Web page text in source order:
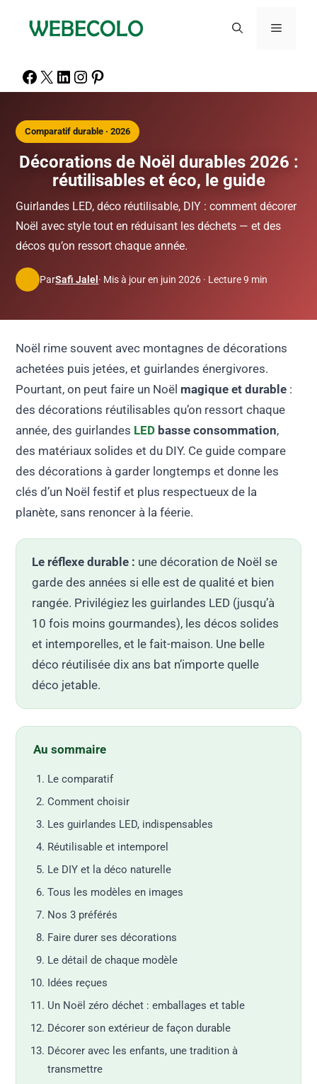
Comparatif durable · 2026
Décorations de Noël durables 2026 :
réutilisables et éco, le guide
Guirlandes LED, déco réutilisable, DIY : comment décorer
Noël avec style tout en réduisant les déchets — et des
décos qu’on ressort chaque année.
ParSafi Jalel· Mis à jour en juin 2026 · Lecture 9 min
Noël rime souvent avec montagnes de décorations
achetées puis jetées, et guirlandes énergivores.
Pourtant, on peut faire un Noël magique et durable :
des décorations réutilisables qu’on ressort chaque
année, des guirlandes LED basse consommation,
des matériaux solides et du DIY. Ce guide compare
des décorations à garder longtemps et donne les
clés d’un Noël festif et plus respectueux de la
planète, sans renoncer à la féerie.
Le réflexe durable : une décoration de Noël se
garde des années si elle est de qualité et bien
rangée. Privilégiez les guirlandes LED (jusqu’à
10 fois moins gourmandes), les décos solides
et intemporelles, et le fait-maison. Une belle
déco réutilisée dix ans bat n’importe quelle
déco jetable.
Au sommaire
Le comparatif
Comment choisir
Les guirlandes LED, indispensables
Réutilisable et intemporel
Le DIY et la déco naturelle
Tous les modèles en images
Nos 3 préférés
Faire durer ses décorations
Le détail de chaque modèle
Idées reçues
Un Noël zéro déchet : emballages et table
Décorer son extérieur de façon durable
Décorer avec les enfants, une tradition à
transmettre